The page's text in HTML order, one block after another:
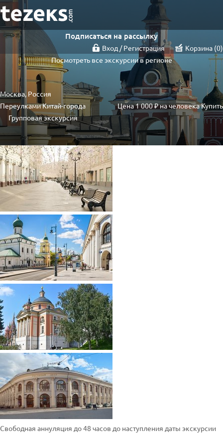
Подписаться на рассылку
Вход / Регистрация Корзина 0
Посмотреть все экскурсии в регионе
Москва, Россия
Переулками Китай-города
Групповая экскурсия
Цена1 000 ₽на человекаКупить
Свободная аннуляция до 48 часов до наступления даты экскурсии